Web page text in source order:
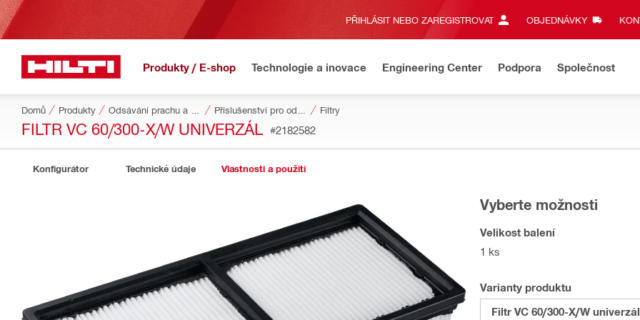
PŘIHLÁSIT NEBO ZAREGISTROVAT OBJEDNÁVKY
Produkty / E-shop Technologie a inovace Engineering Center Podpora Společnost
Domů Produkty Filtry
FILTR VC 60/300-X/W UNIVERZÁL #2182582
Konfigurátor Technické údaje Vlastnosti a použití
Vyberte možnosti
Velikost balení
1 ks
Varianty produktu
Filtr VC 60/300-X/W univerzál